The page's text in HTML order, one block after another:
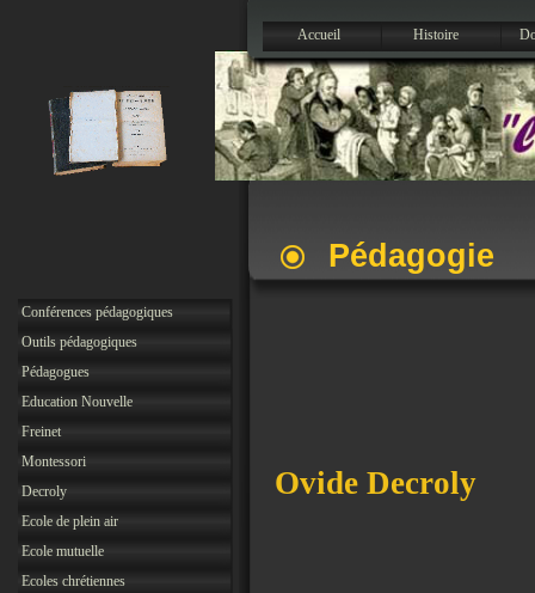
Pédagogie
Ovide Decroly
Conférences pédagogiques
Outils pédagogiques
Pédagogues
Education Nouvelle
Freinet
Montessori
Decroly
Ecole de plein air
Ecole mutuelle
Ecoles chrétiennes
Accueil Histoire